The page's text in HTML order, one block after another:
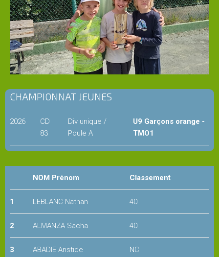
Administration
Historique
du
club
accès
CLUB
HOUSE
Snack
CHAMPIONNAT JEUNES
2026
CD
83
Div unique /
Poule A
U9 Garçons orange -
TMO1
NOM Prénom Classement
1 LEBLANC Nathan 40
2 ALMANZA Sacha 40
3 ABADIE Aristide NC